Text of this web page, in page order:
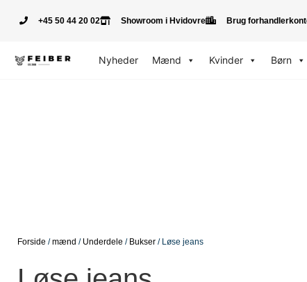
+45 50 44 20 02 Showroom i Hvidovre Brug
Nyheder Mænd Kvinder Børn
Forside /mænd / Underdele / Bukser / Løse jeans